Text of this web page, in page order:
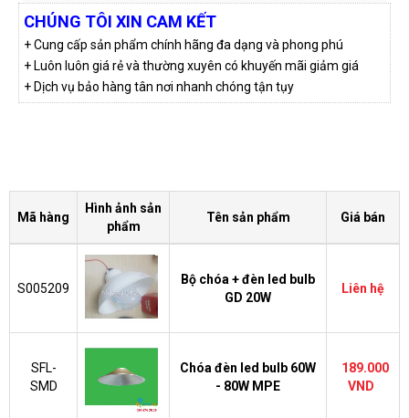
CHÚNG TÔI XIN CAM KẾT
+ Cung cấp sản phẩm chính hãng đa dạng và phong phú
+ Luôn luôn giá rẻ và thường xuyên có khuyến mãi giảm giá
+ Dịch vụ bảo hàng tân nơi nhanh chóng tận tụy
Mã hàng
Hình ảnh sản
phẩm
Tên sản phẩm Giá bán
S005209
Bộ chóa + đèn led bulb
GD 20W
Liên hệ
SFL-
SMD
Chóa đèn led bulb 60W
- 80W MPE
189.000
VND